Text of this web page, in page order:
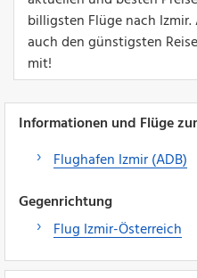
billigsten Flüge nach
auch den günstigsten
mit!
Informationen und Flüge
Flughafen Izmir (ADB)
Gegenrichtung
Flug Izmir-Österreich